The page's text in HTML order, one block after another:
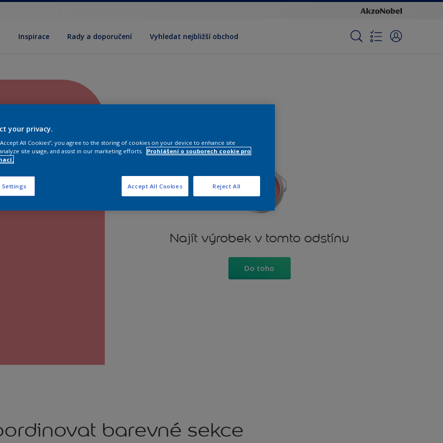
Inspirace Rady a doporučení Vyhledat nejbližší obchod
Najít výrobek v tomto odstínu
Do toho
barevné sekce
your privacy.
All Cookies”, you agree to the storing of cookies on your device to enhance site
site usage, and assist in our marketing efforts.
Prohlášení o souborech cookie pro
Settings Reject All
Accept All Cookies